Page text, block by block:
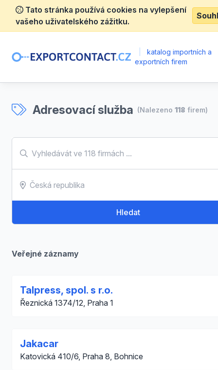
Tato stránka používá cookies na vylepšení
vašeho uživatelského zážitku.
katalog importních a
exportních firem
Adresovací služba (Nalezeno 118 firem)
Hledat
Veřejné záznamy
Talpress, spol. s r.o.
Řeznická 1374/12, Praha 1
Jakacar
Katovická 410/6, Praha 8, Bohnice